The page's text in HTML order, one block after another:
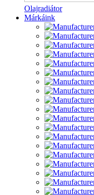
Olajradiátor
Márkáink